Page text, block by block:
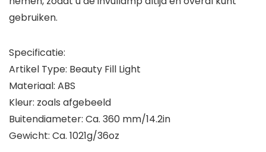
gebruiken.
Specificatie:
Artikel Type: Beauty Fill Light
Materiaal: ABS
Kleur: zoals afgebeeld
Buitendiameter: Ca. 360 mm/14.2in
Gewicht: Ca. 1021g/36oz